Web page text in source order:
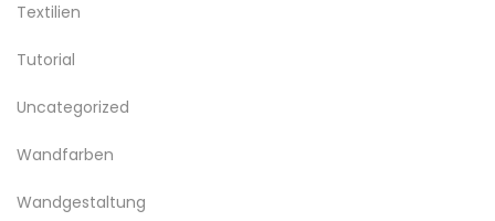
Textilien
Tutorial
Uncategorized
Wandfarben
Wandgestaltung